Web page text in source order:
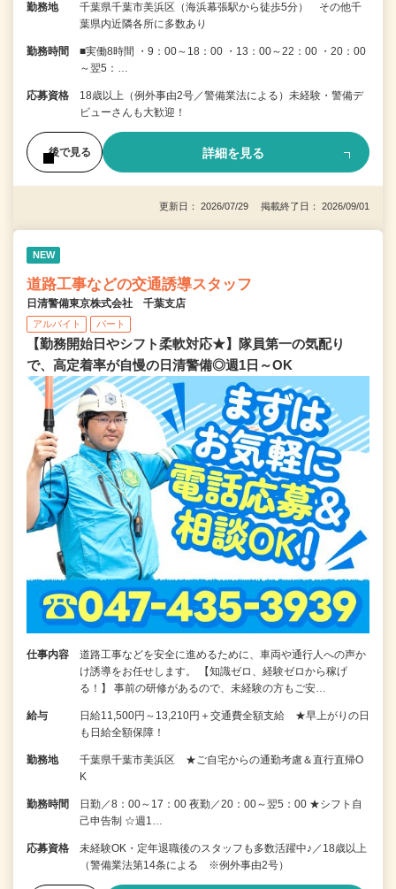
勤務地
千葉県千葉市美浜区（海浜幕張駅から徒歩5分） その他千
葉県内近隣各所に多数あり
勤務時間
■実働8時間 ・9：00～18：00 ・13：00～22：00 ・20：00
～翌5：…
応募資格
18歳以上（例外事由2号／警備業法による）未経験・警備デ
ビューさんも大歓迎！
後で見る 詳細を見る
更新日： 2026/07/29 掲載終了日： 2026/09/01
NEW
道路工事などの交通誘導スタッフ
日清警備東京株式会社 千葉支店
アルバイト パート
【勤務開始日やシフト柔軟対応★】隊員第一の気配り
で、高定着率が自慢の日清警備◎週1日～OK
仕事内容
道路工事などを安全に進めるために、車両や通行人への声か
け誘導をお任せします。 【知識ゼロ、経験ゼロから稼げ
る！】 事前の研修があるので、未経験の方もご安…
給与
日給11,500円～13,210円＋交通費全額支給 ★早上がりの日
も日給全額保障！
勤務地
千葉県千葉市美浜区 ★ご自宅からの通勤考慮＆直行直帰O
K
勤務時間
日勤／8：00～17：00 夜勤／20：00～翌5：00 ★シフト自
己申告制 ☆週1…
応募資格
未経験OK・定年退職後のスタッフも多数活躍中♪／18歳以上
（警備業法第14条による ※例外事由2号）